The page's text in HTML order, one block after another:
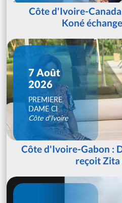
Côte d'Ivoire-
Koné
7 Août
2026
PREMIERE
DAME CI
Côte d'Ivoire
Côte d'Ivoire-Gabon :
reçoit Zita